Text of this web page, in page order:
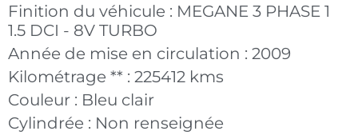
Finition du véhicule : MEGANE 3 PHASE 1
1.5 DCI - 8V TURBO
Année de mise en circulation : 2009
Kilométrage ** : 225412 kms
Couleur : Bleu clair
Cylindrée : Non renseignée